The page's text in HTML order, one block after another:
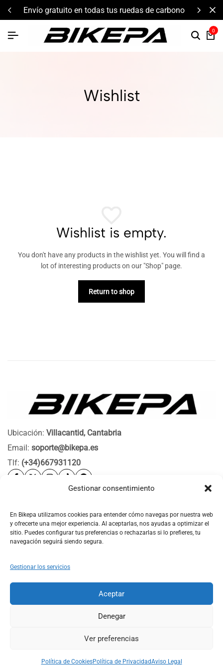
Gestionar consentimiento
En Bikepa utilizamos cookies para entender cómo navegas por nuestra web
y ofrecerte una mejor experiencia. Al aceptarlas, nos ayudas a optimizar el
sitio. Puedes configurar tus preferencias o rechazarlas si lo prefieres, tu
navegación seguirá siendo segura.
Gestionar los servicios
Aceptar
Denegar
Ver preferencias
Política de CookiesPolítica de PrivacidadAviso Legal
envío gratuito en todas tus ruedas de carbono
0
Wishlist
Wishlist is empty.
You don't have any products in the wishlist yet. You will find a
lot of interesting products on our "Shop" page.
Return to shop
Ubicación: Villacantid, Cantabria
Email: soporte@bikepa.es
Tlf: (+34)667931120
Bikepa
Newsletter Bikepa
© 2026 Bikepa. Todos los derechos reservados.
Search Account Wishlist